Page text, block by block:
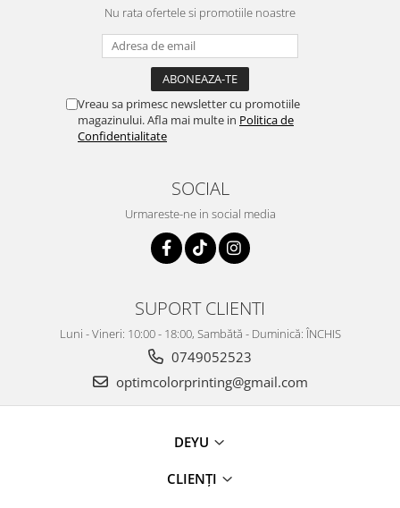
Nu rata ofertele si promotiile noastre
Vreau sa primesc newsletter cu promotiile
magazinului. Afla mai multe in Politica de
Confidentialitate
SOCIAL
Urmareste-ne in social media
SUPORT CLIENTI
Luni - Vineri: 10:00 - 18:00, Sambătă - Duminică: ÎNCHIS
0749052523
optimcolorprinting@gmail.com
DEYU
CLIENȚI